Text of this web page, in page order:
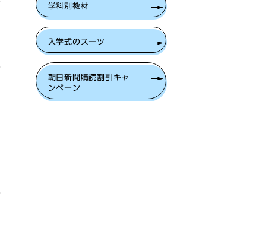
学科別教材
入学式のスーツ
朝日新聞購読割引キャ
ンペーン